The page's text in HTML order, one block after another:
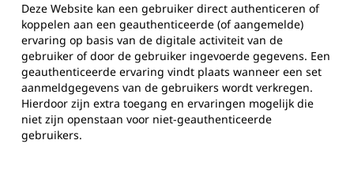
Deze Website kan een gebruiker direct authenticeren of
koppelen aan een geauthenticeerde (of aangemelde)
ervaring op basis van de digitale activiteit van de
gebruiker of door de gebruiker ingevoerde gegevens. Een
geauthenticeerde ervaring vindt plaats wanneer een set
aanmeldgegevens van de gebruikers wordt verkregen.
Hierdoor zijn extra toegang en ervaringen mogelijk die
niet zijn openstaan voor niet-geauthenticeerde
gebruikers.